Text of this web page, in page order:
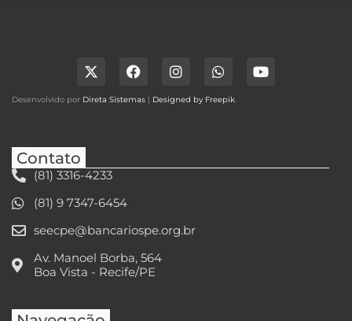
Desenvolvido por Direta Sistemas | Designed by Freepik.
Contato
(81) 3316-4233
(81) 9 7347-6454
seecpe@bancariospe.org.br
Av. Manoel Borba, 564
Boa Vista - Recife/PE